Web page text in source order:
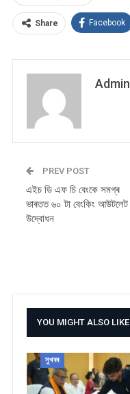
Share Facebook
Admin
PREV POST
এইচ ডি এফ চি বেংকে সমগ্ৰ
ভাৰতত ৬০ টা বেংকিং আউটলেট
উদ্বোধন
YOU MIGHT ALSO LIKE
সুখবৰ